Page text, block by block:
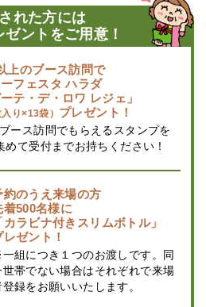
れた方には
ントをご用意！
上のブース訪問で
フェスタ ハラダ
ーテ・デ・ロワ レジェ」
入り×13袋） プレゼント！
ース訪問でもらえるスタンプを
めて受付までお持ちください！
約のうえ来場の方
着500名様に
カラビナ付きスリムボトル」
レゼント！
組につき１つのお渡しです。同
世帯でない場合はそれぞれで来場
登録をお願いいたします。